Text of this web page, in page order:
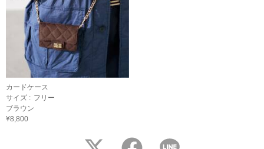
カードケース
サイズ : フリー
ブラウン
¥8,800
twitter facebook